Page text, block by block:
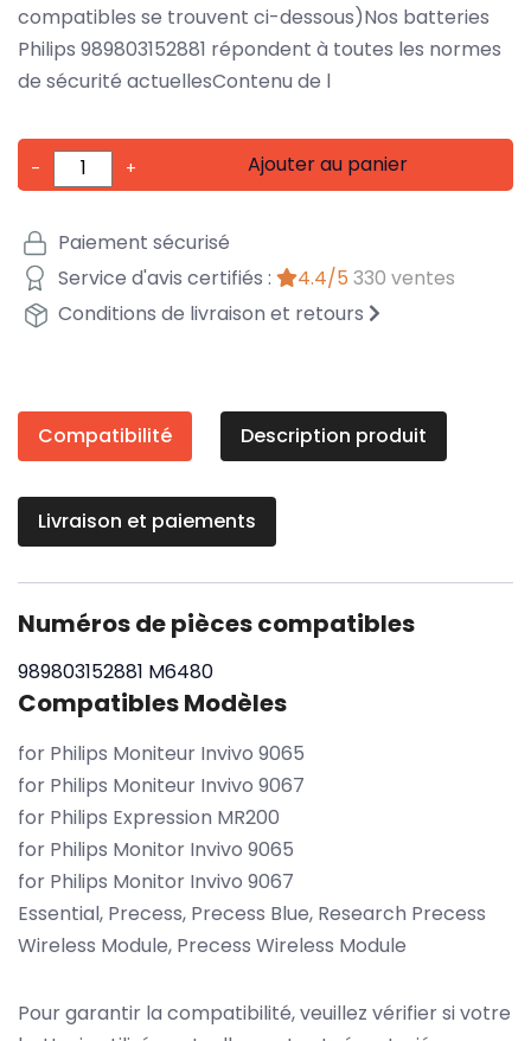
compatibles se trouvent ci-dessous)Nos batteries
Philips 989803152881 répondent à toutes les normes
de sécurité actuellesContenu de l
- + Ajouter au panier
Paiement sécurisé
Service d'avis certifiés :
4.4/5 330 ventes
Conditions de livraison et retours
Compatibilité Description produit
Livraison et paiements
Numéros de pièces compatibles
989803152881 M6480
Compatibles Modèles
for Philips Moniteur Invivo 9065
for Philips Moniteur Invivo 9067
for Philips Expression MR200
for Philips Monitor Invivo 9065
for Philips Monitor Invivo 9067
Essential, Precess, Precess Blue, Research Precess
Wireless Module, Precess Wireless Module
Pour garantir la compatibilité, veuillez vérifier si votre